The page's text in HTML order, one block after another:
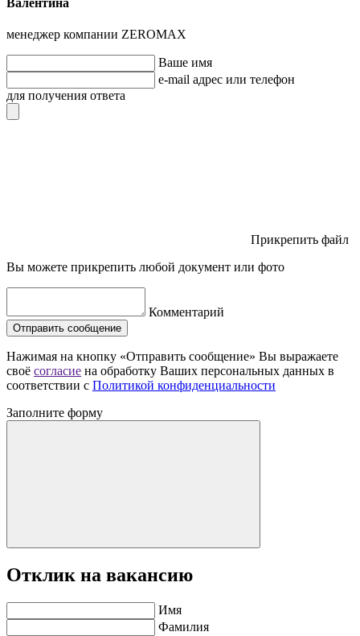
Валентина
менеджер компании ZEROMAX
Ваше имя
e-mail адрес или телефон
для получения ответа
Прикрепить файл
Вы можете прикрепить любой документ или фото
Комментарий
Отправить сообщение
Нажимая на кнопку «Отправить сообщение» Вы выражаете
своё согласие на обработку Ваших персональных данных в
соответствии с Политикой конфиденциальности
Заполните форму
Отклик на вакансию
Имя
Фамилия